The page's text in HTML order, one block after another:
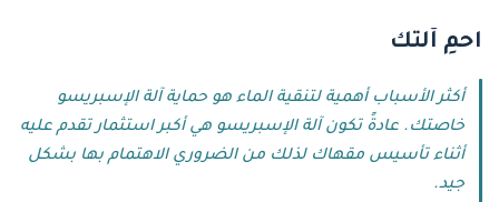
احمِ آلتك
أكثر الأسباب أهمية لتنقية الماء هو حماية آلة الإسبريسو
خاصتك. عادةً تكون آلة الإسبريسو هي أكبر استثمار تقدم عليه
أثناء تأسيس مقهاك لذلك من الضروري الاهتمام بها بشكل
جيد.